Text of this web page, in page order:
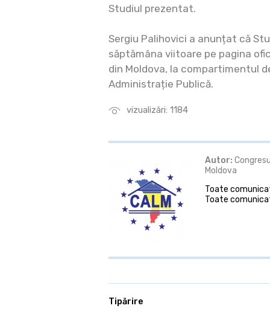
vizualizări: 1184
Studiul prezentat.
Sergiu Palihovici a anunțat că
săptămâna viitoare pe pagina
din Moldova, la compartimentul
Administrație Publică.
Autor:
Moldova
Toate
Toate
Tipărire